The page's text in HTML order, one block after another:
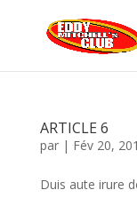
ARTICLE 6
par | Fév 20,
Duis aute irure